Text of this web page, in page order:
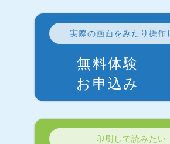
実際の画面をみたり操作
無料体験
お申込み
印刷して読みたい